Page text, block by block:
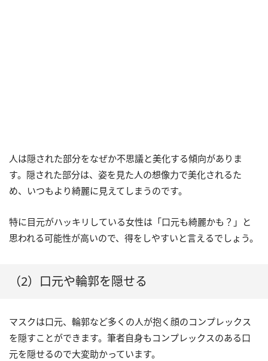
人は隠された部分をなぜか不思議と美化する傾向がありま
す。隠された部分は、姿を見た人の想像力で美化されるた
め、いつもより綺麗に見えてしまうのです。
特に目元がハッキリしている女性は「口元も綺麗かも？」と
思われる可能性が高いので、得をしやすいと言えるでしょう。
（2）口元や輪郭を隠せる
マスクは口元、輪郭など多くの人が抱く顔のコンプレックス
を隠すことができます。筆者自身もコンプレックスのある口
元を隠せるので大変助かっています。